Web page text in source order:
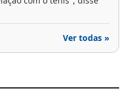
Ver todas »